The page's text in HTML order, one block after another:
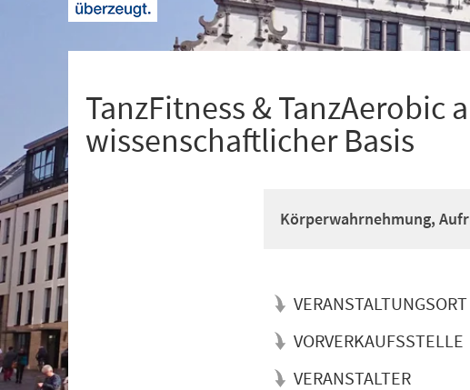
TanzFitness & TanzAerobic
wissenschaftlicher Basis
Körperwahrnehmung,
VERANSTALTUNGSORT
VORVERKAUFSSTELLE
VERANSTALTER